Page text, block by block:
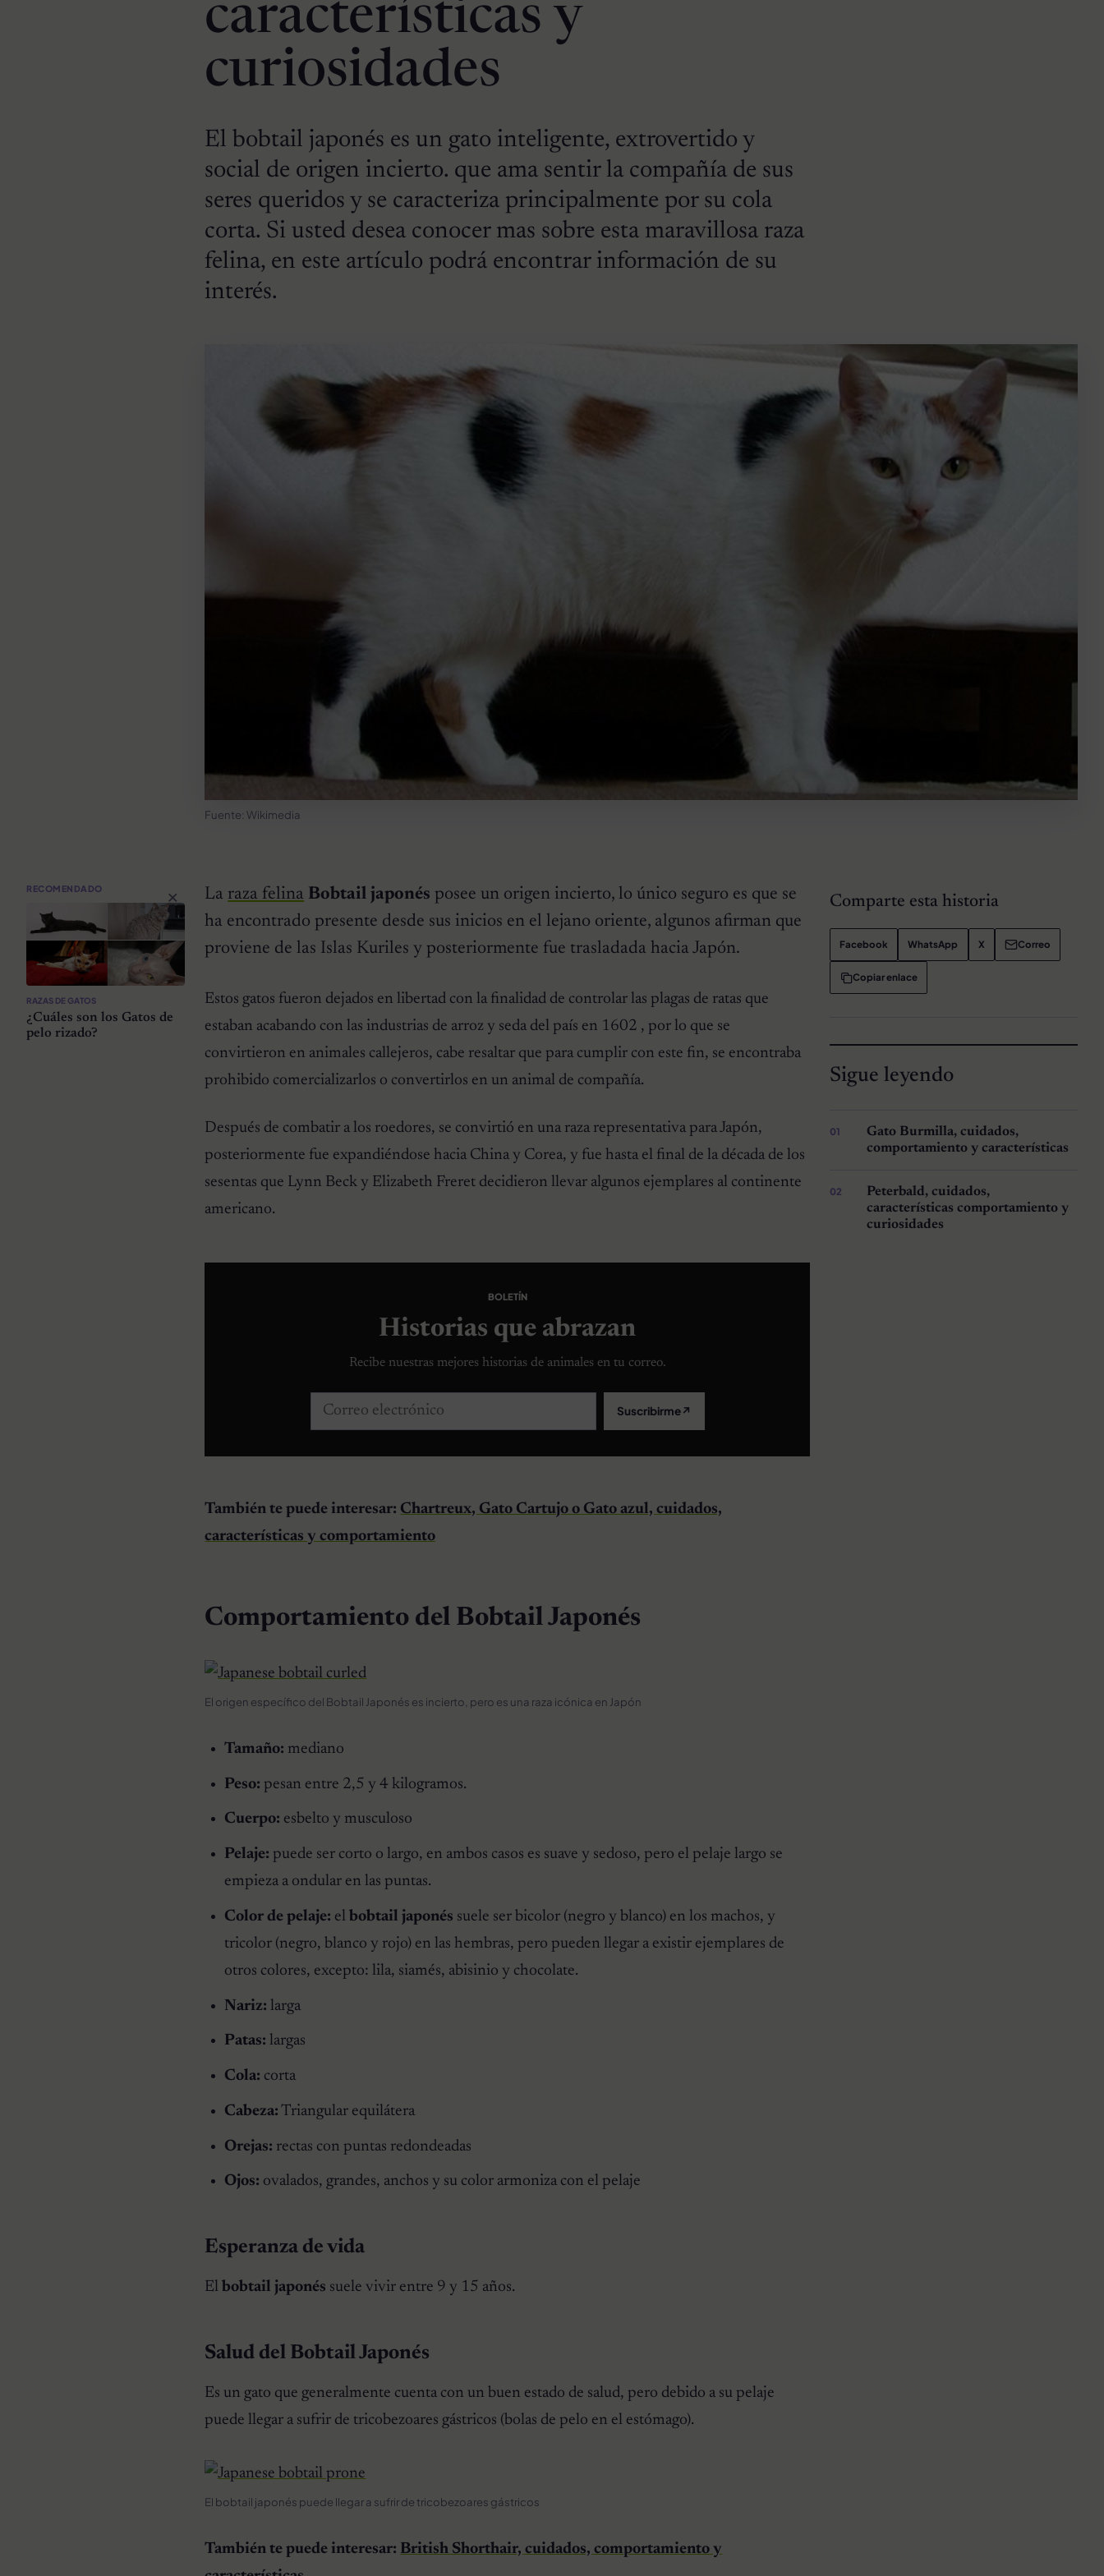
características y
curiosidades
El bobtail japonés es un gato inteligente, extrovertido y
social de origen incierto. que ama sentir la compañía de sus
seres queridos y se caracteriza principalmente por su cola
corta. Si usted desea conocer mas sobre esta maravillosa raza
felina, en este artículo podrá encontrar información de su
interés.
Fuente: Wikimedia
×
RECOMENDADO
RAZAS DE GATOS
¿Cuáles son los Gatos de
pelo rizado?
La raza felina Bobtail japonés posee un origen incierto, lo único seguro es que se
ha encontrado presente desde sus inicios en el lejano oriente, algunos afirman que
proviene de las Islas Kuriles y posteriormente fue trasladada hacia Japón.
Estos gatos fueron dejados en libertad con la finalidad de controlar las plagas de ratas que
estaban acabando con las industrias de arroz y seda del país en 1602 , por lo que se
convirtieron en animales callejeros, cabe resaltar que para cumplir con este fin, se encontraba
prohibido comercializarlos o convertirlos en un animal de compañía.
Después de combatir a los roedores, se convirtió en una raza representativa para Japón,
posteriormente fue expandiéndose hacia China y Corea, y fue hasta el final de la década de los
sesentas que Lynn Beck y Elizabeth Freret decidieron llevar algunos ejemplares al continente
americano.
BOLETÍN
Historias que abrazan
Recibe nuestras mejores historias de animales en tu correo.
Correo electrónico Suscribirme↗
También te puede interesar: Chartreux, Gato Cartujo o Gato azul, cuidados,
características y comportamiento
Comportamiento del Bobtail Japonés
El origen específico del Bobtail Japonés es incierto, pero es una raza icónica en Japón
Tamaño: mediano
Peso: pesan entre 2,5 y 4 kilogramos.
Cuerpo: esbelto y musculoso
Pelaje: puede ser corto o largo, en ambos casos es suave y sedoso, pero el pelaje largo se
empieza a ondular en las puntas.
Color de pelaje: el bobtail japonés suele ser bicolor (negro y blanco) en los machos, y
tricolor (negro, blanco y rojo) en las hembras, pero pueden llegar a existir ejemplares de
otros colores, excepto: lila, siamés, abisinio y chocolate.
Nariz: larga
Patas: largas
Cola: corta
Cabeza: Triangular equilátera
Orejas: rectas con puntas redondeadas
Ojos: ovalados, grandes, anchos y su color armoniza con el pelaje
Esperanza de vida
El bobtail japonés suele vivir entre 9 y 15 años.
Salud del Bobtail Japonés
Es un gato que generalmente cuenta con un buen estado de salud, pero debido a su pelaje
puede llegar a sufrir de tricobezoares gástricos (bolas de pelo en el estómago).
El bobtail japonés puede llegar a sufrir de tricobezoares gástricos
También te puede interesar: British Shorthair, cuidados, comportamiento y
Comparte esta historia
Facebook WhatsApp X Correo
Copiar enlace
Sigue leyendo
Gato Burmilla, cuidados,
comportamiento y características
Peterbald, cuidados,
características comportamiento y
curiosidades